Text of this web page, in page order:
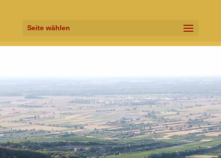
Seite wählen